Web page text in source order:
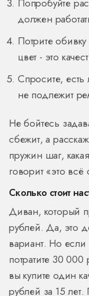
Попробуйте
должен
Потрите
цвет - это
Спросите,
не подлежит
Не бойтесь
сбежит, а
пружин шаг,
говорит «это
Сколько стоит
Диван, который
рублей. Да, это
вариант. Но если
потратите 30
вы купите один
рублей за 15